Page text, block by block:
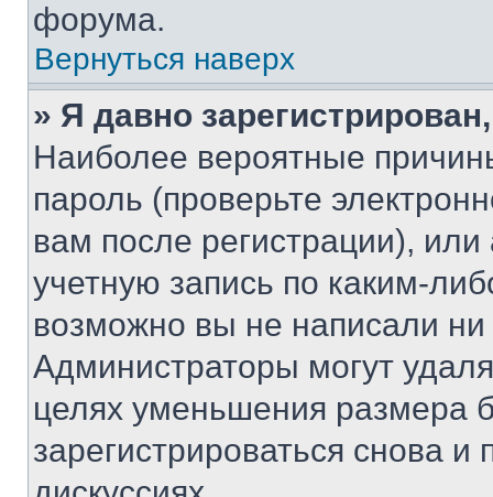
форума.
Вернуться наверх
» Я давно
Наиболее вероятные
пароль (проверьте
вам после регистрации),
учетную запись по каким-
возможно вы не написали
Администраторы могут
целях уменьшения размера
зарегистрироваться снова и